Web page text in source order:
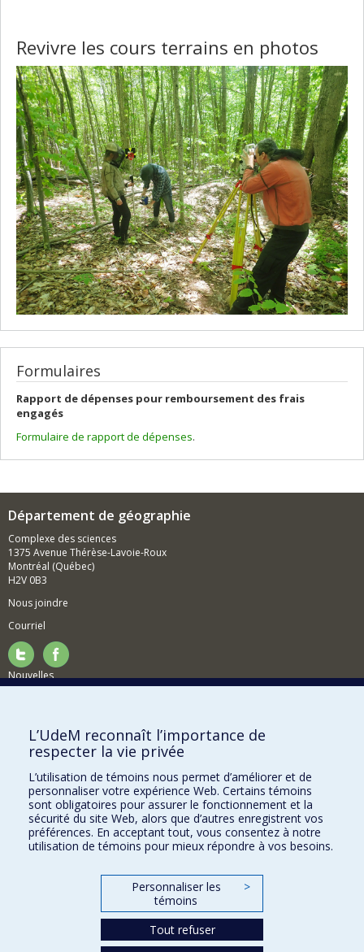
Revivre les cours terrains en photos
Formulaires
Rapport de dépenses pour remboursement des frais
engagés
Formulaire de rapport de dépenses.
Département de géographie
Complexe des sciences
1375 Avenue Thérèse-Lavoie-Roux
Montréal (Québec)
H2V 0B3
Nous joindre
Courriel
Nouvelles
Comment soutenir le Département?
BESOIN D'AIDE?
Plan du site
Signaler une erreur
Accessibilité
FACULTÉ DES ARTS ET DES SCIENCES
Nos départements et écoles
L’UdeM reconnaît l’importance de
respecter la vie privée
L’utilisation de témoins nous permet d’améliorer et de
personnaliser votre expérience Web. Certains témoins
sont obligatoires pour assurer le fonctionnement et la
sécurité du site Web, alors que d’autres enregistrent vos
préférences. En acceptant tout, vous consentez à notre
utilisation de témoins pour mieux répondre à vos besoins.
Personnaliser les
témoins
>
Tout refuser